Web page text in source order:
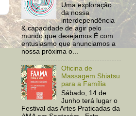
Uma exploração
da nossa
interdependência
& capacidade de agir pelo
mundo que desejamos É com
entusiasmo que anunciamos a
nossa próxima o...
Oficina de
Massagem Shiatsu
para a Família
Sábado, 14 de
Junho terá lugar o
Festival das Artes Praticadas da